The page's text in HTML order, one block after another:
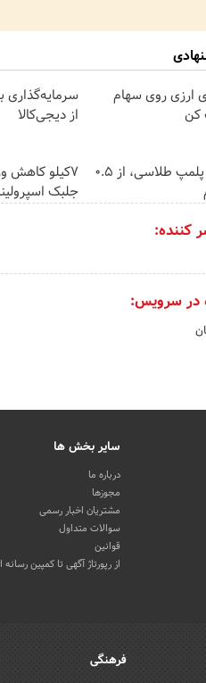
ارزی روی سهام
کن
سرمایه‌گذاری
از دیجی‌کالا
خرید شمش پلمپ طلاسی، از ۰.۵
جلبک
کننده:
در سرویس:
سایر بخش ها
درباره ما
مجوزها
مشتریان اخبار رسمی
سوالات متداول
قوانین
از رپورتاژ آگهی تا کمپین رسانه
فرهنگی